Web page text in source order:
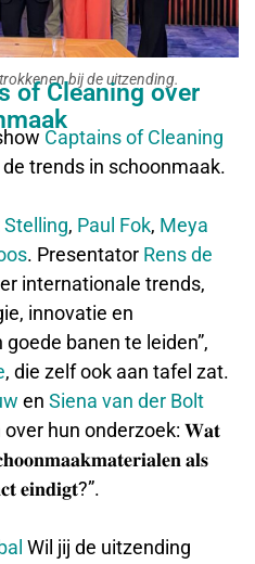
bij de uitzending.
of Cleaning over
Captains of Cleaning
trends in schoonmaak.
Stelling, Paul Fok, Meya
. Presentator Rens de
internationale trends,
innovatie en
banen te leiden”,
, die zelf ook aan tafel zat.
en Siena van der Bolt
hun onderzoek: 𝐖𝐚𝐭
𝐚𝐥𝐬
𝐞𝐢𝐧𝐝𝐢𝐠𝐭?”.
Wil jij de uitzending